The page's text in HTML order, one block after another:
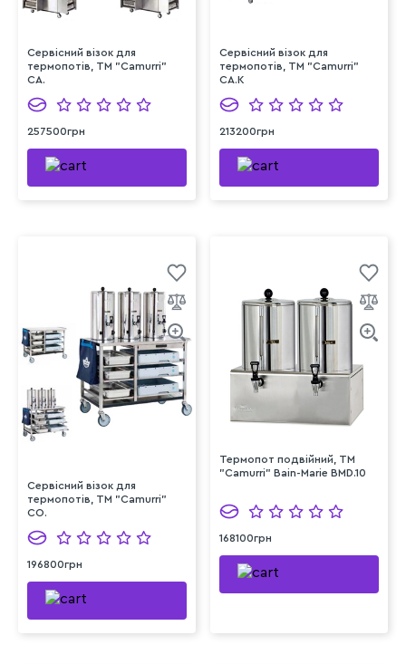
Сервісний візок для
термопотів, TM "Camurri"
CA.
257500грн
Сервісний візок для
термопотів, TM "Camurri"
CA.K
213200грн
Сервісний візок для
термопотів, TM "Camurri"
CO.
196800грн
Термопот подвійний, TM
"Camurri" Bain-Marie BMD.10
168100грн